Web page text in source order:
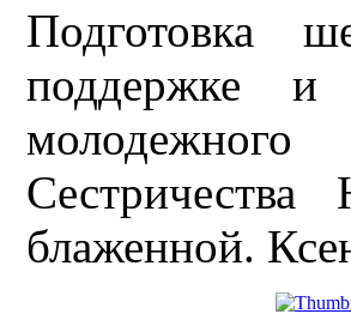
Подготовка
поддержке и
Сестричества
блаженной.